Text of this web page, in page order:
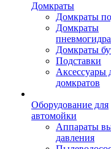
Домкраты
Домкраты
Домкраты
Домкраты
Подставки
Аксессуары
домкратов
Оборудование для
автомойки
Аппараты
давления